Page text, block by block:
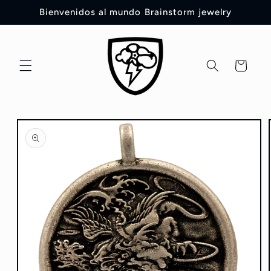
directamente
al contenido
Bienvenidos al mundo Brainstorm jewelry
Carrito
directamente
información
del producto